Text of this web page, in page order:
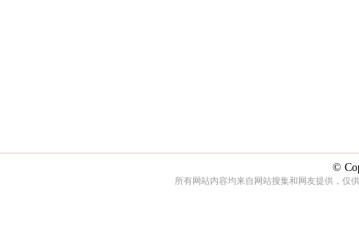
©
所有网站内容均来自网站搜集和网友提供，仅